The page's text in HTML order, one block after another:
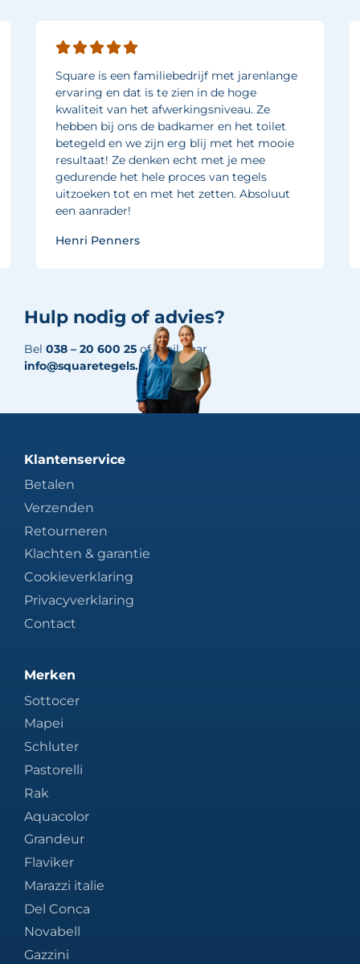
Square is een familiebedrijf met jarenlange
ervaring en dat is te zien in de hoge
kwaliteit van het afwerkingsniveau. Ze
hebben bij ons de badkamer en het toilet
betegeld en we zijn erg blij met het mooie
resultaat! Ze denken echt met je mee
gedurende het hele proces van tegels
uitzoeken tot en met het zetten. Absoluut
een aanrader!
Henri Penners
Hulp nodig of advies?
Bel 038 – 20 600 25 of mail naar
info@squaretegels.nl
Klantenservice
Betalen
Verzenden
Retourneren
Klachten & garantie
Cookieverklaring
Privacyverklaring
Contact
Merken
Sottocer
Mapei
Schluter
Pastorelli
Rak
Aquacolor
Grandeur
Flaviker
Marazzi italie
Del Conca
Novabell
Gazzini